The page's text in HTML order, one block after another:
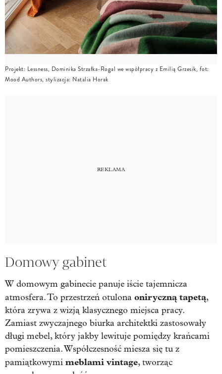
Projekt: Lessness, Dominika Strzałka-Rogal we współpracy z Emilią Grzesik, fot:
Mood Authors, stylizacja: Natalia Horak
Domowy gabinet
W domowym gabinecie panuje iście tajemnicza
atmosfera. To przestrzeń otulona oniryczną tapetą,
która zrywa z wizją klasycznego miejsca pracy.
Zamiast zwyczajnego biurka architektki zastosowały
długi mebel, który jakby lewituje pomiędzy krańcami
pomieszczenia. Współczesność miesza się tu z
pamiątkowymi meblami vintage, tworząc